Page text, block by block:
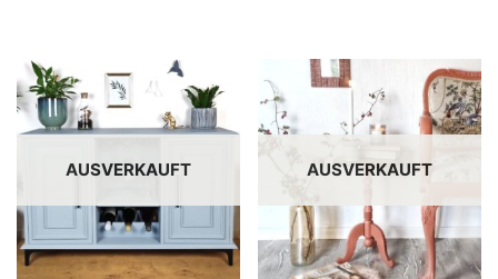
AUSVERKAUFT AUSVERKAUFT